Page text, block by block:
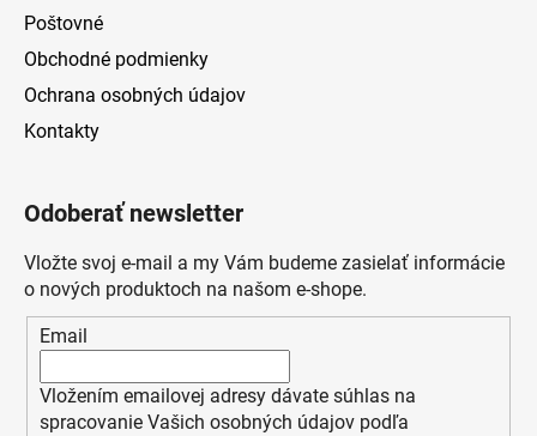
Poštovné
Obchodné podmienky
Ochrana osobných údajov
Kontakty
Odoberať newsletter
Vložte svoj e-mail a my Vám budeme zasielať informácie
o nových produktoch na našom e-shope.
Email
Vložením emailovej adresy dávate súhlas na
spracovanie Vašich osobných údajov podľa